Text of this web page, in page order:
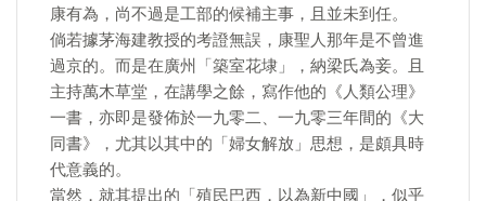
康有為，尚不過是工部的候補主事，且並未到任。
倘若據茅海建教授的考證無誤，康聖人那年是不曾進
過京的。而是在廣州「築室花埭」，納梁氏為妾。且
主持萬木草堂，在講學之餘，寫作他的《人類公理》
一書，亦即是發佈於一九零二、一九零三年間的《大
同書》，尤其以其中的「婦女解放」思想，是頗具時
代意義的。
當然，就其提出的「殖民巴西，以為新中國」，似乎